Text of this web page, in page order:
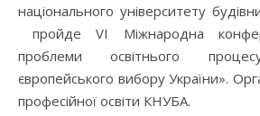
національного університету
пройде VІ Міжнародна
проблеми освітнього
європейського вибору України».
професійної освіти КНУБА.